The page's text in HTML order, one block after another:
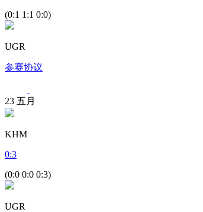
(0:1 1:1 0:0)
UGR
参赛协议
23 五月
KHM
0:3
(0:0 0:0 0:3)
UGR